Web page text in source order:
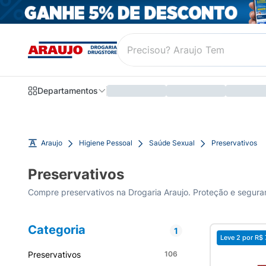
Departamentos
Araujo Higiene Pessoal Saúde Sexual Preservativos
Preservativos
Compre preservativos na Drogaria Araujo. Proteção e
Categoria 1
Preservativos 106
Leve 2 por R$